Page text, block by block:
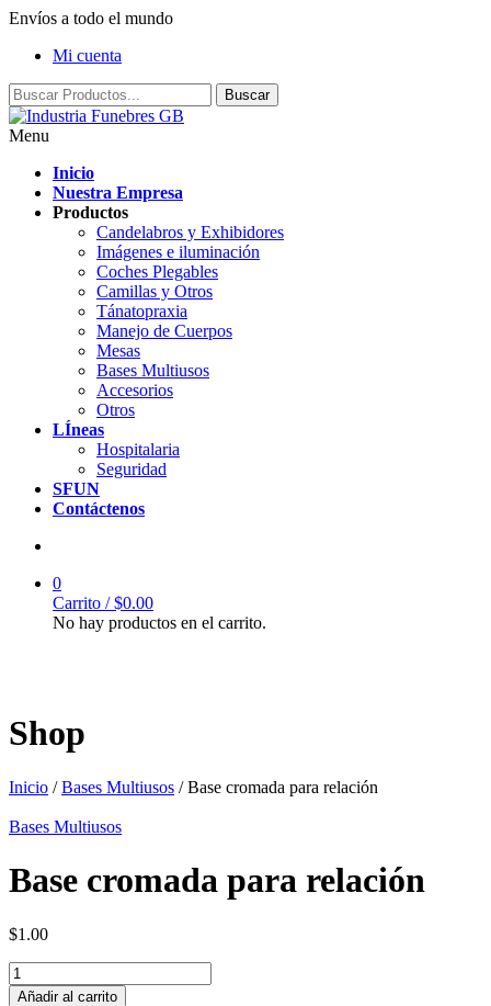
Envíos a todo el mundo
Mi cuenta
Menu
Inicio
Nuestra Empresa
Productos
Candelabros y Exhibidores
Imágenes e iluminación
Coches Plegables
Camillas y Otros
Tánatopraxia
Manejo de Cuerpos
Mesas
Bases Multiusos
Accesorios
Otros
LÍneas
Hospitalaria
Seguridad
SFUN
Contáctenos
0
Carrito /$0.00
No hay productos en el carrito.
Shop
Inicio /Bases Multiusos / Base cromada para relación
Bases Multiusos
Base cromada para relación
$1.00
Añadir al carrito